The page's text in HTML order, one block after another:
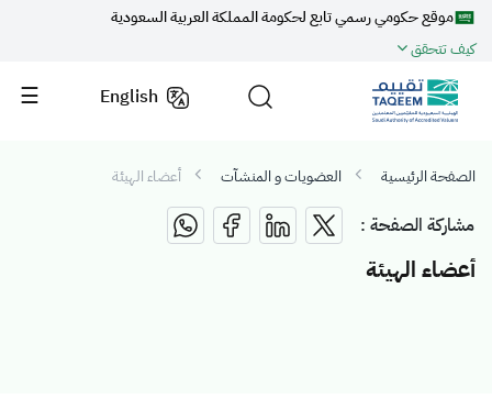
موقع حكومي رسمي تابع لحكومة المملكة العربية السعودية
كيف تتحقق
English
الصفحة الرئيسية العضويات و المنشآت أعضاء الهيئة
مشاركة الصفحة :
أعضاء الهيئة